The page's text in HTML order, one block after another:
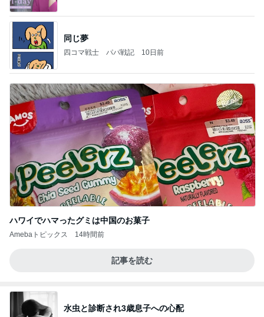
同じ夢
四コマ戦士 パパ戦記 10日前
ハワイでハマったグミは中国のお菓子
Amebaトピックス 14時間前
記事を読む
水虫と診断され3歳息子への心配